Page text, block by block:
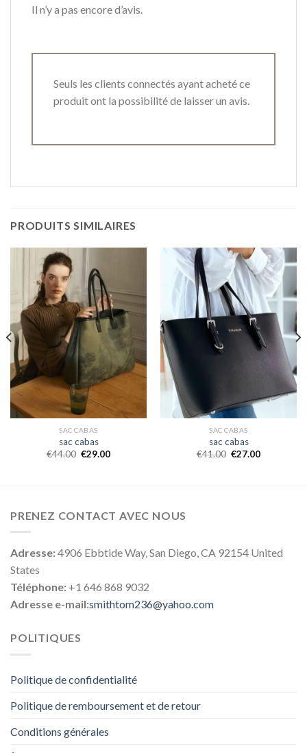
Il n’y a pas encore d’avis.
Seuls les clients connectés ayant acheté ce
produit ont la possibilité de laisser un avis.
PRODUITS SIMILAIRES
SAC CABAS
sac cabas
€44.00 €29.00
SAC CABAS
sac cabas
€41.00 €27.00
PRENEZ CONTACT AVEC NOUS
Adresse:4906 Ebbtide Way, San Diego, CA 92154 United
States
Téléphone: +1 646 868 9032
Adresse e-mail:smithtom236@yahoo.com
POLITIQUES
Politique de confidentialité
Politique de remboursement et de retour
Conditions générales